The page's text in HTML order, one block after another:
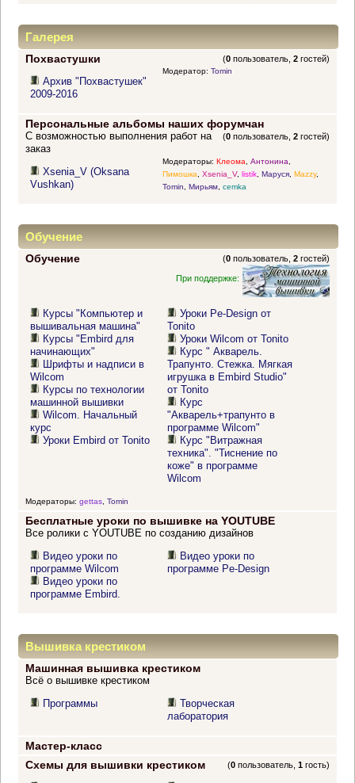
Галерея
Похвастушки (0 пользователь,2 гостей)
Архив "Похвастушек"
2009-2016
Модератор: Tomin
Персональные альбомы наших форумчан
(0 пользователь,2 гостей)
С возможностью выполнения работ на
заказ
Xsenia_V (Oksana
Vushkan)
Модераторы: Клеома, Антонина,
Пимошка, Xsenia_V, listik, Маруся, Mazzy,
Tomin, Мирьям, cemka
Обучение
Обучение (0 пользователь,2 гостей)
При поддержке:
Курсы "Компьютер и
вышивальная машина"
Курсы "Embird для
начинающих"
Шрифты и надписи в
Wilcom
Курсы по технологии
машинной вышивки
Wilcom. Начальный
курс
Уроки Embird от Tonito
Уроки Pe-Design от
Tonito
Уроки Wilcom от Tonito
Курс " Акварель.
Трапунто. Стежка. Мягкая
игрушка в Embird Studio"
от Tonito
Курс
"Акварель+трапунто в
программе Wilcom"
Курс "Витражная
техника". "Тиснение по
коже" в программе
Wilcom
Модераторы: gettas, Tomin
Бесплатные уроки по вышивке на YOUTUBE
Все ролики с YOUTUBE по созданию дизайнов
Видео уроки по
программе Wilcom
Видео уроки по
программе Embird.
Видео уроки по
программе Pe-Design
Вышивка крестиком
Машинная вышивка крестиком
Всё о вышивке крестиком
Программы
Творческая
лаборатория
Мастер-класс
Схемы для вышивки крестиком
(0 пользователь,1 гость)